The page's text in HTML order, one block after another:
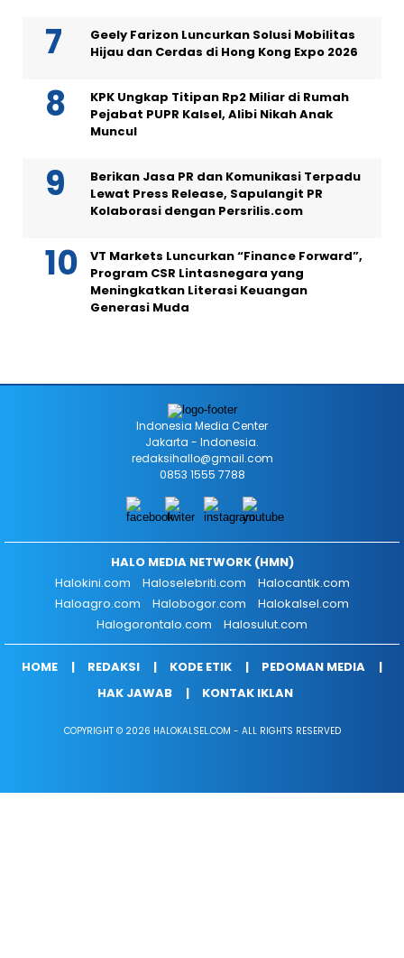
Geely Farizon Luncurkan Solusi Mobilitas
Hijau dan Cerdas di Hong Kong Expo 2026
KPK Ungkap Titipan Rp2 Miliar di Rumah
Pejabat PUPR Kalsel, Alibi Nikah Anak
Muncul
Berikan Jasa PR dan Komunikasi Terpadu
Lewat Press Release, Sapulangit PR
Kolaborasi dengan Persrilis.com
VT Markets Luncurkan “Finance Forward”,
Program CSR Lintasnegara yang
Meningkatkan Literasi Keuangan
Generasi Muda
Indonesia Media Center
Jakarta - Indonesia.
redaksihallo@gmail.com
0853 1555 7788
HALO MEDIA NETWORK (HMN)
Halokini.com
Haloselebriti.com
Halocantik.com
Haloagro.com
Halobogor.com
Halokalsel.com
Halogorontalo.com
Halosulut.com
HOME REDAKSI KODE ETIK
PEDOMAN MEDIA
HAK JAWAB
KONTAK IKLAN
COPYRIGHT © 2026 HALOKALSEL.COM - ALL RIGHTS RESERVED